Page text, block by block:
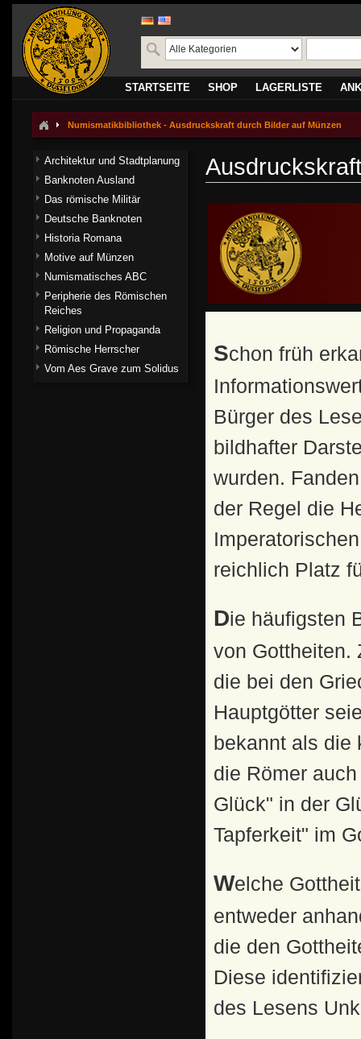
STARTSEITE SHOP LAGERLISTE
Numismatikbibliothek - Ausdruckskraft durch Bilder auf Münzen
Schon früh erkannten die Römer den hohen Aussageund
Bürger des
bildhafter
wurden.
der Regel die
reichlich Platz
Die häufigsten Bilder waren mannigfaltige Darstellungen
von Gottheiten.
die bei den
Hauptgötter
bekannt als die
die Römer
Glück" in der
Tapferkeit" im
Welche Gottheiten jeweils dargestellt waren, ließ sich
entweder
die den
Diese
des Lesens
Architektur und Stadtplanung
Banknoten Ausland
Das römische Militär
Deutsche Banknoten
Historia Romana
Motive auf Münzen
Numismatisches ABC
Peripherie des Römischen
Reiches
Religion und Propaganda
Römische Herrscher
Vom Aes Grave zum Solidus